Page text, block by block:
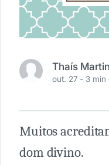
Thaís
out. 27 - 3 min
Muitos
dom divino.